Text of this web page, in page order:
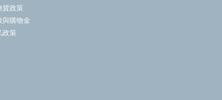
貨政策
與購物金
政策